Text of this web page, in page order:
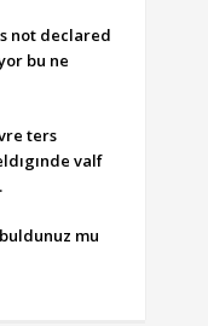
not declared
bu ne
ters
valf
mu